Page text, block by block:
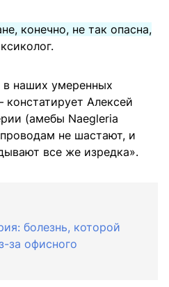
конечно, не так опасна,
наших умеренных
Алексей
(амебы Naegleria
не шастают, и
все же изредка».
болезнь, которой
за офисного